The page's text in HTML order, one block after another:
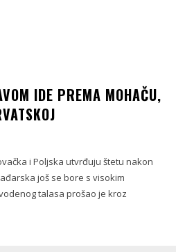
IDE PREMA MOHAČU,
i Poljska utvrđuju štetu nakon
još se bore s visokim
talasa prošao je kroz